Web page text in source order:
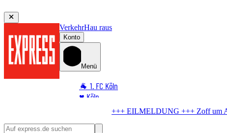
VerkehrHau raus
Konto
Menü
🐐 1. FC Köln
♥️ Köln
🏆 Sport
Zoff um AußengastronomieStadt knickt ein – so geht's